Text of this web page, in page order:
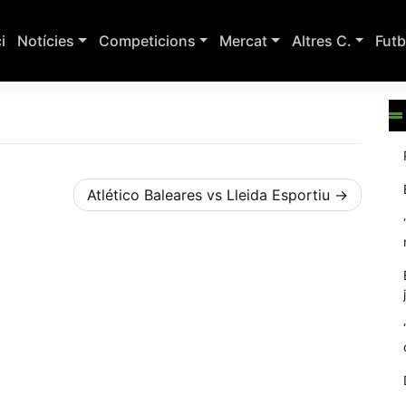
Notícies Competicions Mercat Altres C.
Atlético Baleares vs Lleida Esportiu